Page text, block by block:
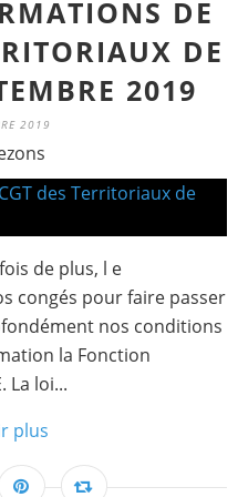
DE
DE
2019
2019
de plus, l e
congés pour faire passer
nos conditions
la Fonction
La loi...
plus